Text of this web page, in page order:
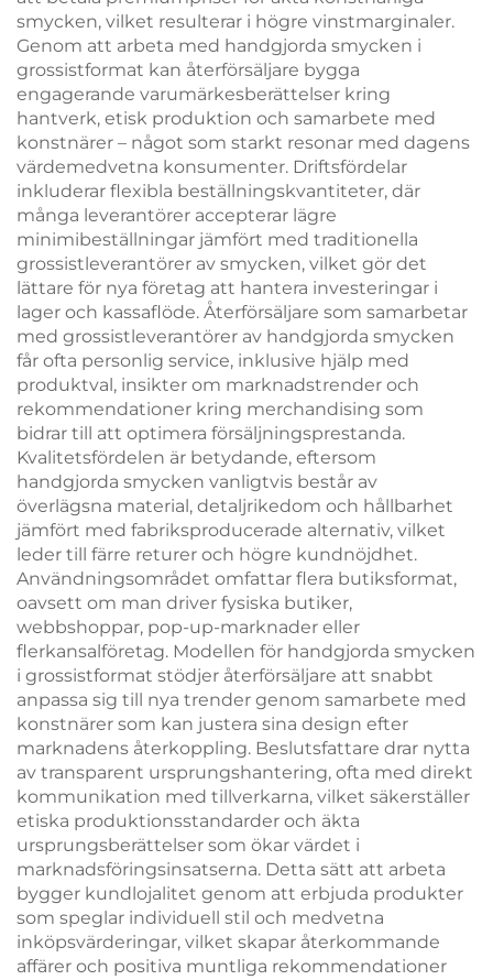
smycken, vilket resulterar i högre vinstmarginaler.
Genom att arbeta med handgjorda smycken i
grossistformat kan återförsäljare bygga
engagerande varumärkesberättelser kring
hantverk, etisk produktion och samarbete med
konstnärer – något som starkt resonar med dagens
värdemedvetna konsumenter. Driftsfördelar
inkluderar flexibla beställningskvantiteter, där
många leverantörer accepterar lägre
minimibeställningar jämfört med traditionella
grossistleverantörer av smycken, vilket gör det
lättare för nya företag att hantera investeringar i
lager och kassaflöde. Återförsäljare som samarbetar
med grossistleverantörer av handgjorda smycken
får ofta personlig service, inklusive hjälp med
produktval, insikter om marknadstrender och
rekommendationer kring merchandising som
bidrar till att optimera försäljningsprestanda.
Kvalitetsfördelen är betydande, eftersom
handgjorda smycken vanligtvis består av
överlägsna material, detaljrikedom och hållbarhet
jämfört med fabriksproducerade alternativ, vilket
leder till färre returer och högre kundnöjdhet.
Användningsområdet omfattar flera butiksformat,
oavsett om man driver fysiska butiker,
webbshoppar, pop-up-marknader eller
flerkansalföretag. Modellen för handgjorda smycken
i grossistformat stödjer återförsäljare att snabbt
anpassa sig till nya trender genom samarbete med
konstnärer som kan justera sina design efter
marknadens återkoppling. Beslutsfattare drar nytta
av transparent ursprungshantering, ofta med direkt
kommunikation med tillverkarna, vilket säkerställer
etiska produktionsstandarder och äkta
ursprungsberättelser som ökar värdet i
marknadsföringsinsatserna. Detta sätt att arbeta
bygger kundlojalitet genom att erbjuda produkter
som speglar individuell stil och medvetna
inköpsvärderingar, vilket skapar återkommande
affärer och positiva muntliga rekommendationer